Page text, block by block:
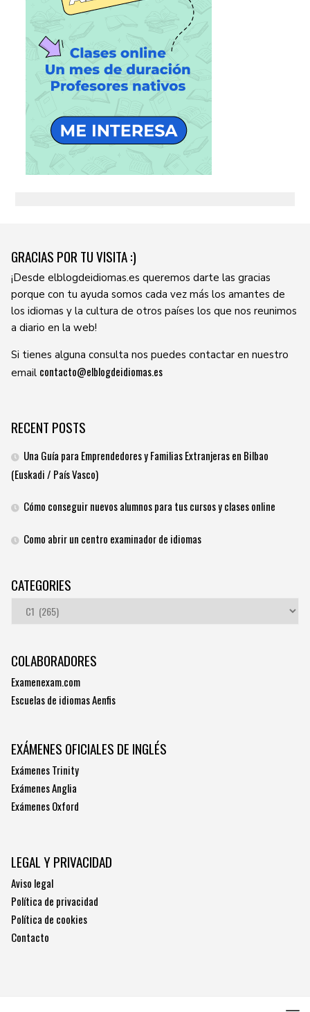
GRACIAS POR TU VISITA :)
¡Desde elblogdeidiomas.es queremos darte las gracias
porque con tu ayuda somos cada vez más los amantes de
los idiomas y la cultura de otros países los que nos reunimos
a diario en la web!
Si tienes alguna consulta nos puedes contactar en nuestro
email contacto@elblogdeidiomas.es
RECENT POSTS
Una Guía para Emprendedores y Familias Extranjeras en Bilbao
(Euskadi / País Vasco)
Cómo conseguir nuevos alumnos para tus cursos y clases online
Como abrir un centro examinador de idiomas
CATEGORIES
Categories
COLABORADORES
Examenexam.com
Escuelas de idiomas Aenfis
EXÁMENES OFICIALES DE INGLÉS
Exámenes Trinity
Exámenes Anglia
Exámenes Oxford
LEGAL Y PRIVACIDAD
Aviso legal
Política de privacidad
Política de cookies
Contacto